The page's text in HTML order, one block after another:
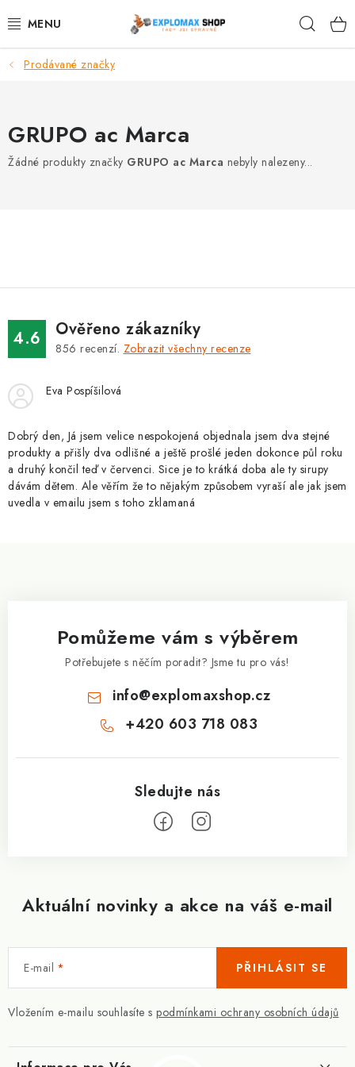
na
%AKCE
ZNAČKY
Kontakty Slovník pojmů
Podmínky ochrany osobních údajů
Doprava a platba
Slevový systém
Vše o nákupu
Prodávané značky
GRUPO ac Marca
Žádné produkty značky GRUPO ac Marca nebyly nalezeny...
4.6 Ověřeno zákazníky
856 recenzí. Zobrazit všechny recenze
Eva Pospíšilová
Dobrý den, Já jsem velice nespokojená objednala jsem dva stejné
produkty a přišly dva odlišné a ještě prošlé jeden dokonce půl roku
a druhý končil teď v červenci. Sice je to krátká doba ale ty sirupy
dávám dětem. Ale věřím že to nějakým způsobem vyraší ale jak jsem
uvedla v emailu jsem s toho zklamaná
Aktuální novinky a akce na váš e-mail
E-mail
Vložením e-mailu souhlasíte s podmínkami ochrany osobních údajů
PŘIHLÁSIT SE
Pomůžeme vám s výběrem
Potřebujete s něčím poradit? Jsme tu pro vás!
info@explomaxshop.cz
+420 603 718 083